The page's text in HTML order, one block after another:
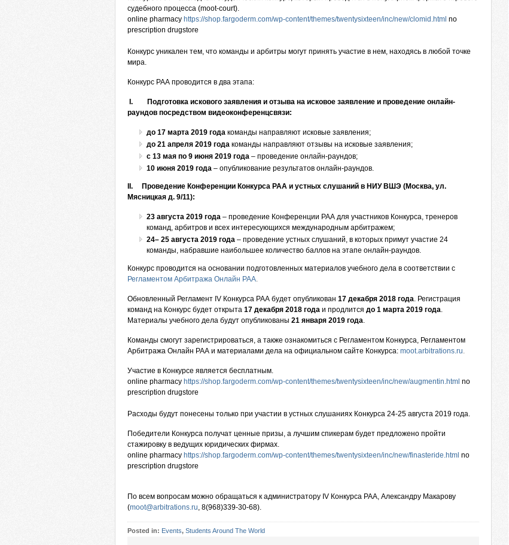
судебного процесса (moot-court).
online pharmacy https://shop.fargoderm.com/wp-content/themes/twentysixteen/inc/new/clomid.html no
prescription drugstore
Конкурс уникален тем, что команды и арбитры могут принять участие в нем, находясь в любой точке
мира.
Конкурс РАА проводится в два этапа:
I.
Подготовка искового заявления и отзыва на исковое заявление и проведение онлайн-
раундов посредством видеоконференцсвязи:
до 17 марта 2019 года команды направляют исковые заявления;
до 21 апреля 2019 года команды направляют отзывы на исковые заявления;
с 13 мая по 9 июня 2019 года – проведение онлайн-раундов;
10 июня 2019 года – опубликование результатов онлайн-раундов.
II.
Проведение Конференции Конкурса РАА и устных слушаний в НИУ ВШЭ (Москва, ул.
Мясницкая д. 9/11):
23 августа 2019 года – проведение Конференции РАА для участников Конкурса, тренеров
команд, арбитров и всех интересующихся международным арбитражем;
24– 25 августа 2019 года – проведение устных слушаний, в которых примут участие 24
команды, набравшие наибольшее количество баллов на этапе онлайн-раундов.
Конкурс проводится на основании подготовленных материалов учебного дела в соответствии с
Регламентом Арбитража Онлайн РАА.
Обновленный Регламент IV Конкурса РАА будет опубликован 17 декабря 2018 года. Регистрация
команд на Конкурс будет открыта 17 декабря 2018 года и продлится до 1 марта 2019 года.
Материалы учебного дела будут опубликованы 21 января 2019 года.
Команды cмогут зарегистрироваться, а также ознакомиться с Регламентом Конкурса, Регламентом
Арбитража Онлайн РАА и материалами дела на официальном сайте Конкурса: moot.arbitrations.ru.
Участие в Конкурсе является бесплатным.
online pharmacy https://shop.fargoderm.com/wp-content/themes/twentysixteen/inc/new/augmentin.html no
prescription drugstore
Расходы будут понесены только при участии в устных слушаниях Конкурса 24-25 августа 2019 года.
Победители Конкурса получат ценные призы, а лучшим спикерам будет предложено пройти
стажировку в ведущих юридических фирмах.
online pharmacy https://shop.fargoderm.com/wp-content/themes/twentysixteen/inc/new/finasteride.html no
prescription drugstore
По всем вопросам можно обращаться к администратору IV Конкурса РАА, Александру Макарову
(moot@arbitrations.ru, 8(968)339-30-68).
Posted in: Events, Students Around The World